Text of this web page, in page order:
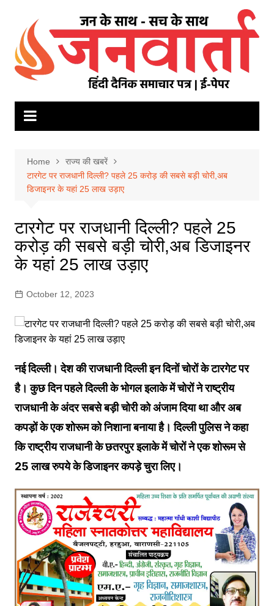
content
Home
राज्य की खबरें
टारगेट पर राजधानी दिल्ली? पहले 25 करोड़ की सबसे बड़ी चोरी,अब
डिजाइनर के यहां 25 लाख उड़ाए
टारगेट पर राजधानी दिल्ली? पहले 25
करोड़ की सबसे बड़ी चोरी,अब डिजाइनर
के यहां 25 लाख उड़ाए
October 12, 2023
नई दिल्ली। देश की राजधानी दिल्ली इन दिनों चोरों के टारगेट पर
है। कुछ दिन पहले दिल्ली के भोगल इलाके में चोरों ने राष्ट्रीय
राजधानी के अंदर सबसे बड़ी चोरी को अंजाम दिया था और अब
कपड़ों के एक शोरूम को निशाना बनाया है। दिल्ली पुलिस ने कहा
कि राष्ट्रीय राजधानी के छतरपुर इलाके में चोरों ने एक शोरूम से
25 लाख रुपये के डिजाइनर कपड़े चुरा लिए।